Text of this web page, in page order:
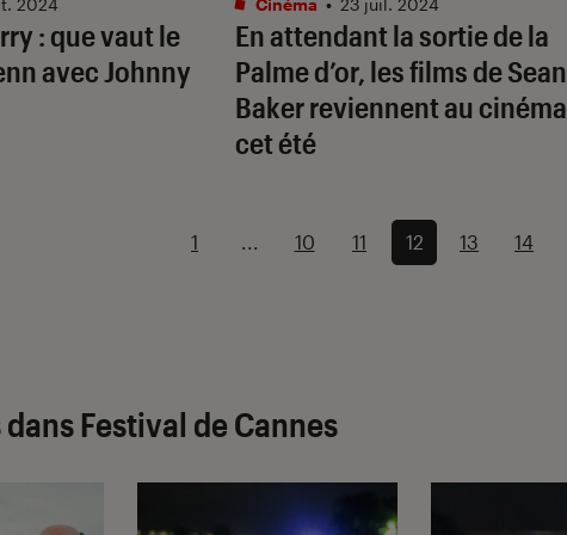
: que vaut le
avec Johnny
En attendant la sortie de la
Palme d’or, les films de Sean
Baker reviennent au cinéma
cet été
1 ... 10 11 12 13 14
dans Festival de Cannes